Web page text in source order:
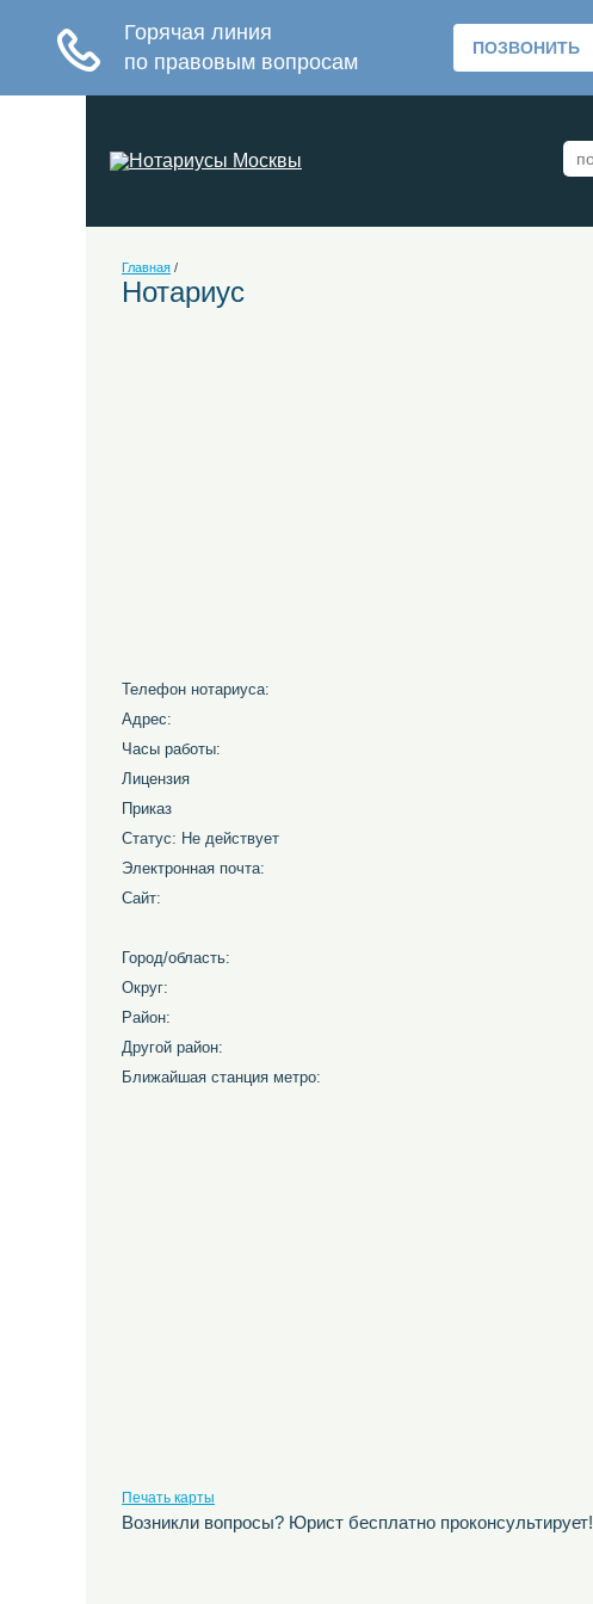
Главная /
Нотариус
Телефон нотариуса:
Адрес:
Часы работы:
Лицензия
Приказ
Статус: Не действует
Электронная почта:
Сайт:
Город/область:
Округ:
Район:
Другой район:
Ближайшая станция метро:
Печать карты
Возникли вопросы? Юрист бесплатно проконсультирует!